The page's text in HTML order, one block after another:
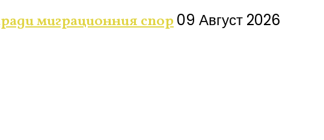
миграционния спор09 Август 2026